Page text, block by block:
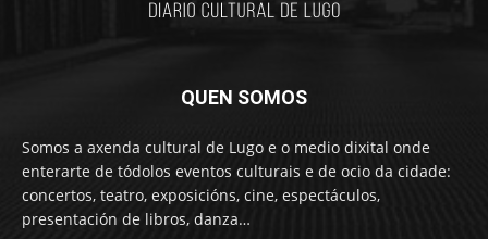
QUEN SOMOS
Somos a axenda cultural de Lugo e o medio dixital onde
enterarte de tódolos eventos culturais e de ocio da cidade:
concertos, teatro, exposicións, cine, espectáculos,
presentación de libros, danza…